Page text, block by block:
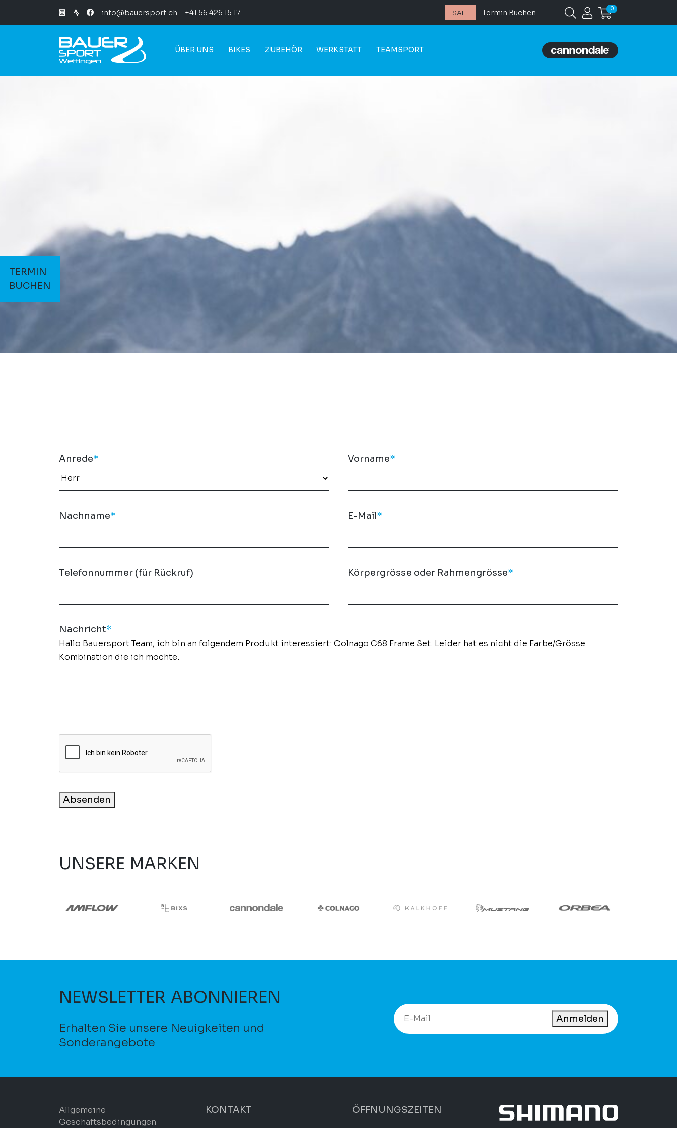
info@bauersport.ch +41 56 426 15 17 SALE Termin Buchen 0
ÜBER UNS BIKES ZUBEHÖR WERKSTATT TEAMSPORT
TERMIN
BUCHEN
Anrede* Vorname*
Nachname* E-Mail*
Telefonnummer (für Rückruf) Körpergrösse oder Rahmengrösse*
Nachricht*
Absenden
UNSERE MARKEN
NEWSLETTER ABONNIEREN
Erhalten Sie unsere Neuigkeiten und
Sonderangebote
Anmelden
Allgemeine
Geschäftsbedingungen
KONTAKT ÖFFNUNGSZEITEN